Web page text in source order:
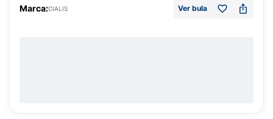
Marca:CIALIS Ver bula